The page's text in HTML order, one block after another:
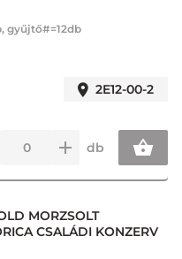
gyűjtő#=12db
2E12-00-2
db
MORZSOLT
CSALÁDI KONZERV